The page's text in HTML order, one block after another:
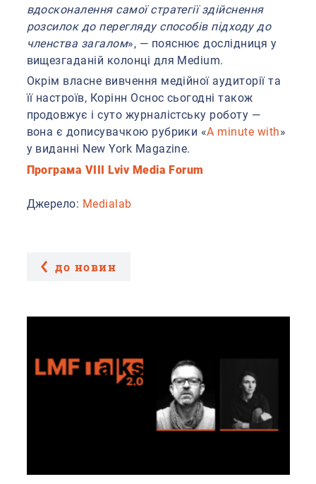
вдосконалення самої стратегії здійснення
розсилок до перегляду способів підходу до
членства загалом», — пояснює дослідниця у
вищезгаданій колонці для Medium.
Окрім власне вивчення медійної аудиторії та
її настроїв, Корінн Оснос сьогодні також
продовжує і суто журналістську роботу —
вона є дописувачкою рубрики «A minute with»
у виданні New York Magazine.
Програма VIII Lviv Media Forum
Джерело: Medialab
до новин